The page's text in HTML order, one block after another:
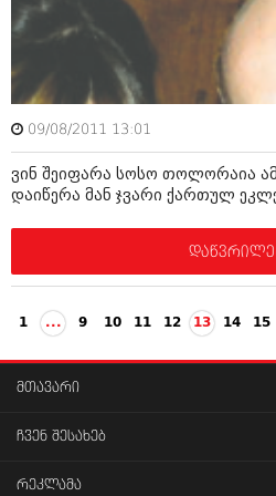
ივნისი 2010 (685)
მაისი 2010 (232)
აპრილი 2010 (229)
მარტი 2010 (454)
თებერვალი 2010 (421)
იანვარი 2010 (422)
ნოემბერი 2009 (308)
ოქტომბერი 2009 (382)
სექტემბერი 2009 (541)
აგვისტო 2009 (14)
ივლისი 2009 (118)
თებერვალი 0216 (1)
ოქტომბერი 0215 (1)
აგვისტო 0215 (2)
აგვისტო 0212 (1)
09/08/2011 13:01
ვინ შეიფარა სოსო თოლორაია
დაიწერა მან ჯვარი ქართულ
1 ... 9 10 11 12 13 14 15
მთავარი
ჩვენ შესახებ
რეკლამა